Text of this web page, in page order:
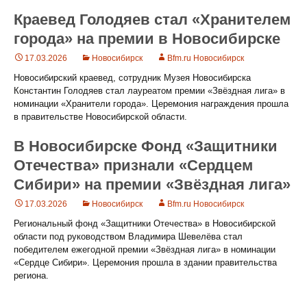
Краевед Голодяев стал «Хранителем
города» на премии в Новосибирске
17.03.2026 Новосибирск Bfm.ru Новосибирск
Новосибирский краевед, сотрудник Музея Новосибирска
Константин Голодяев стал лауреатом премии «Звёздная лига» в
номинации «Хранители города». Церемония награждения прошла
в правительстве Новосибирской области.
В Новосибирске Фонд «Защитники
Отечества» признали «Сердцем
Сибири» на премии «Звёздная лига»
17.03.2026 Новосибирск Bfm.ru Новосибирск
Региональный фонд «Защитники Отечества» в Новосибирской
области под руководством Владимира Шевелёва стал
победителем ежегодной премии «Звёздная лига» в номинации
«Сердце Сибири». Церемония прошла в здании правительства
региона.